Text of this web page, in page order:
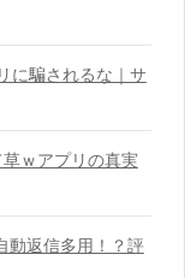
に騙されるな｜サ
ｗアプリの真実
動返信多用！？評